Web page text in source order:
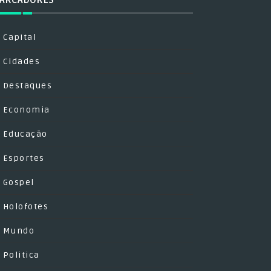
Capital
Cidades
Destaques
Economia
Educação
Esportes
Gospel
Holofotes
Mundo
Politica